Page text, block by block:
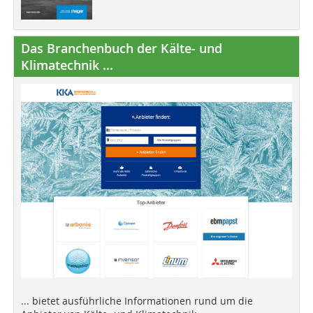
Das Branchenbuch der Kälte- und
Klimatechnik ...
... bietet ausführliche Informationen rund um die